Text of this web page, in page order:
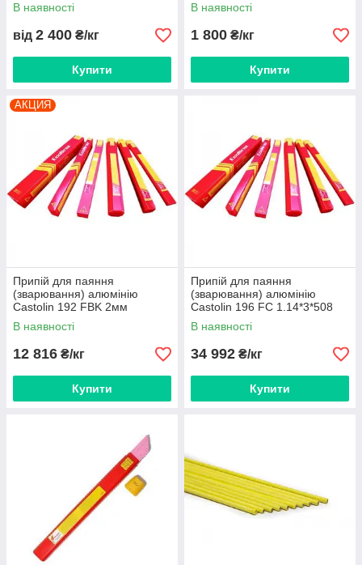
В наявності
від 2 400 ₴/кг
Купити
В наявності
1 800 ₴/кг
Купити
АКЦИЯ
Припій для паяння
(зварювання) алюмінію
Castolin 192 FBK 2мм
В наявності
12 816 ₴/кг
Купити
Припій для паяння
(зварювання) алюмінію
Castolin 196 FC 1.14*3*508
В наявності
34 992 ₴/кг
Купити